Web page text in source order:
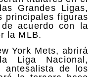
Grandes Ligas,
principales figuras
acuerdo con la
la MLB.
York Mets, abrirá
Liga Nacional,
antesalista de los